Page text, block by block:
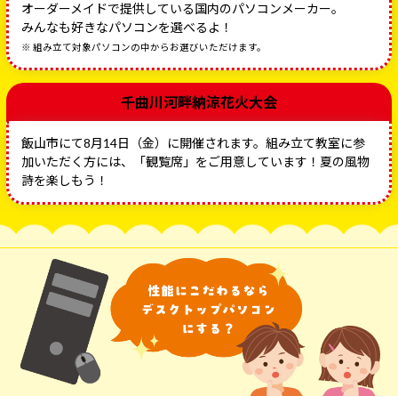
オーダーメイドで提供している国内のパソコンメーカー。
みんなも好きなパソコンを選べるよ！
※ 組み立て対象パソコンの中からお選びいただけます。
千曲川河畔納涼花火大会
飯山市にて8月14日（金）に開催されます。組み立て教室に参
加いただく方には、「観覧席」をご用意しています！夏の風物
詩を楽しもう！